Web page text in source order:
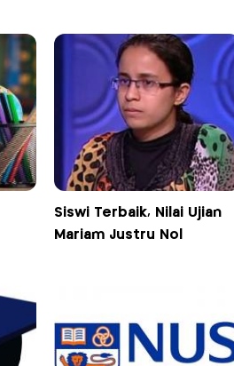
Siswi Terbaik, Nilai Ujian
Mariam Justru Nol